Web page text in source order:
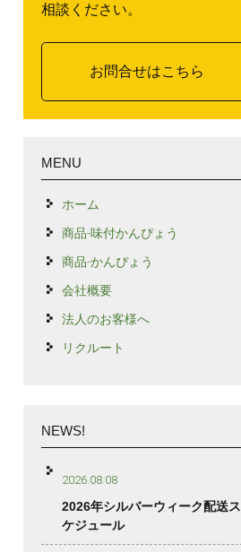
相談ください。
お問合せはこちら
MENU
ホーム
商品-味付かんぴょう
商品-かんぴょう
会社概要
法人のお客様へ
リクルート
NEWS!
2026.08.08
2026年シルバーウィーク配送ス
ケジュール